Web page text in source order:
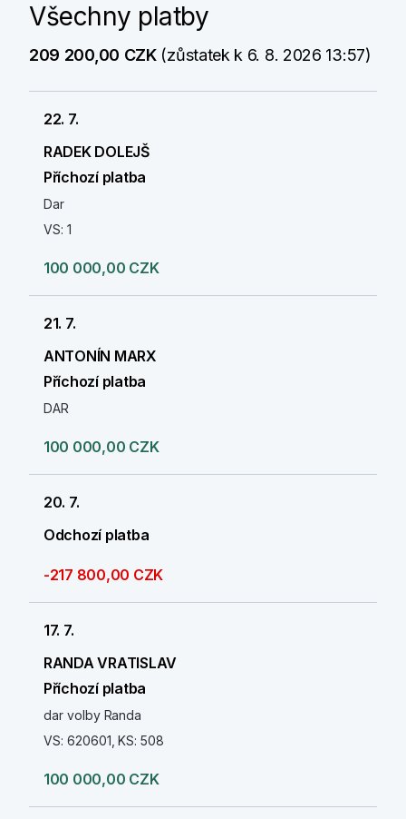
Všechny platby
209 200,00 CZK(zůstatek k 6. 8. 2026 13:57)
22. 7.
RADEK DOLEJŠ
Příchozí platba
Dar
VS: 1
100 000,00 CZK
21. 7.
ANTONÍN MARX
Příchozí platba
DAR
100 000,00 CZK
20. 7.
Odchozí platba
-217 800,00 CZK
17. 7.
RANDA VRATISLAV
Příchozí platba
dar volby Randa
VS: 620601, KS: 508
100 000,00 CZK